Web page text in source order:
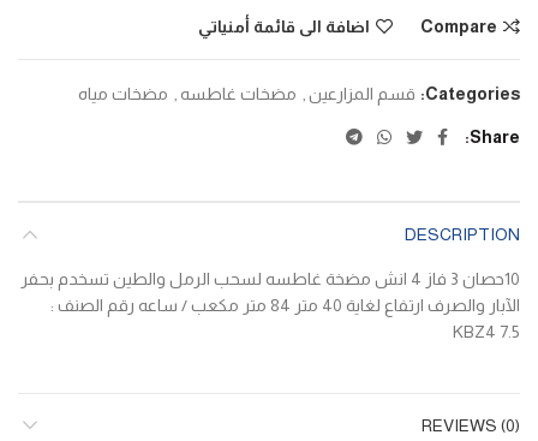
Compare اضافة الى قائمة أمنياتي
Categories: قسم المزارعين مضخات غاطسه مضخات مياه
Share
DESCRIPTION
10حصان 3 فاز 4 انش مضخة غاطسه لسحب الرمل والطين تسخدم بحفر
الآبار والصرف ارتفاع لغاية 40 متر 84 متر مكعب / ساعه رقم الصنف :
KBZ4 7.5
REVIEWS (0)